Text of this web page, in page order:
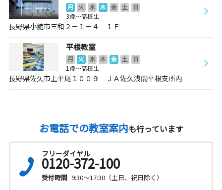
月 火 水 木 金 土
日
3歳～高校生
長野県小諸市三和２－１－４ １Ｆ
平根教室
月 火 水 木 金 土
日
1歳～高校生
長野県佐久市上平尾１００９ ＪＡ佐久浅間平根支所内
お電話での教室案内も行っています
フリーダイヤル
0120-372-100
受付時間 9:30～17:30（土日、祝日除く）